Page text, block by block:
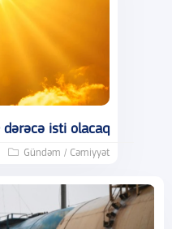
dərəcə isti olacaq
Gündəm / Cəmiyyət